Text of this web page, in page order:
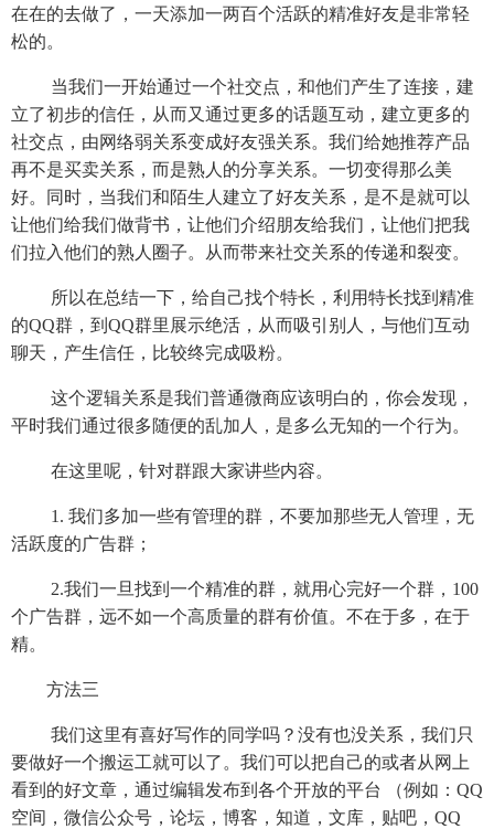
在在的去做了，一天添加一两百个活跃的精准好友是非常轻
松的。
当我们一开始通过一个社交点，和他们产生了连接，建
立了初步的信任，从而又通过更多的话题互动，建立更多的
社交点，由网络弱关系变成好友强关系。我们给她推荐产品
再不是买卖关系，而是熟人的分享关系。一切变得那么美
好。同时，当我们和陌生人建立了好友关系，是不是就可以
让他们给我们做背书，让他们介绍朋友给我们，让他们把我
们拉入他们的熟人圈子。从而带来社交关系的传递和裂变。
所以在总结一下，给自己找个特长，利用特长找到精准
的QQ群，到QQ群里展示绝活，从而吸引别人，与他们互动
聊天，产生信任，比较终完成吸粉。
这个逻辑关系是我们普通微商应该明白的，你会发现，
平时我们通过很多随便的乱加人，是多么无知的一个行为。
在这里呢，针对群跟大家讲些内容。
1. 我们多加一些有管理的群，不要加那些无人管理，无
活跃度的广告群；
2.我们一旦找到一个精准的群，就用心完好一个群，100
个广告群，远不如一个高质量的群有价值。不在于多，在于
精。
方法三
我们这里有喜好写作的同学吗？没有也没关系，我们只
要做好一个搬运工就可以了。我们可以把自己的或者从网上
看到的好文章，通过编辑发布到各个开放的平台 （例如：QQ
空间，微信公众号，论坛，博客，知道，文库，贴吧，QQ